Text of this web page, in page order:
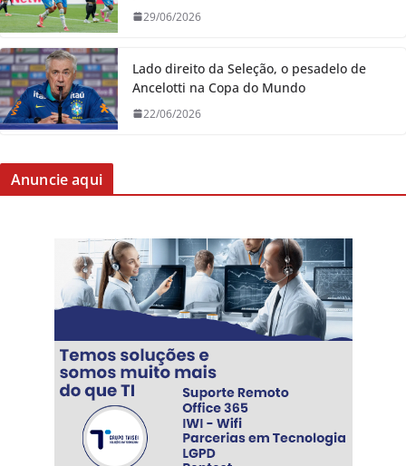
29/06/2026
Lado direito da Seleção, o pesadelo de
Ancelotti na Copa do Mundo
22/06/2026
Anuncie aqui